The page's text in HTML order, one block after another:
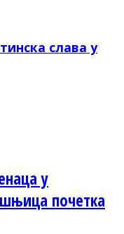
слава у
у
почетка